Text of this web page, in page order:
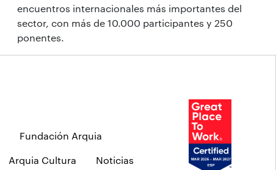
encuentros internacionales más importantes del
sector, con más de 10.000 participantes y 250
ponentes.
Fundación Arquia
Arquia Cultura Noticias